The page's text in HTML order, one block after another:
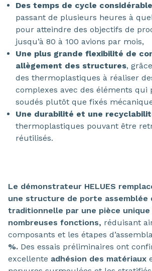
Des temps de cycle
passant de plusieurs heures à
pour atteindre des objectifs de
jusqu’à 80 à 100 avions par mois,
Une plus grande flexibilité de
allègement des structures,
des thermoplastiques à réaliser
complexes avec des éléments qui
soudés plutôt que fixés
Une durabilité et une
thermoplastiques pouvant être
réutilisés.
Le démonstrateur HELUES
une structure de porte assemblée
traditionnelle par une pièce
nombreuses fonctions, réduisant
composants et les étapes
%. Des essais préliminaires ont
excellente adhésion des matériaux